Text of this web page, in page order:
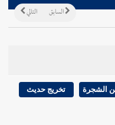
التالي السابق
الشجرة تخريج حديث